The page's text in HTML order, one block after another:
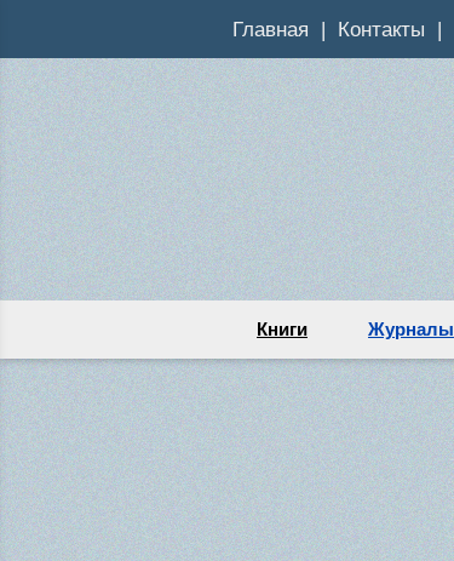
Главная Контакты
Книги Журналы